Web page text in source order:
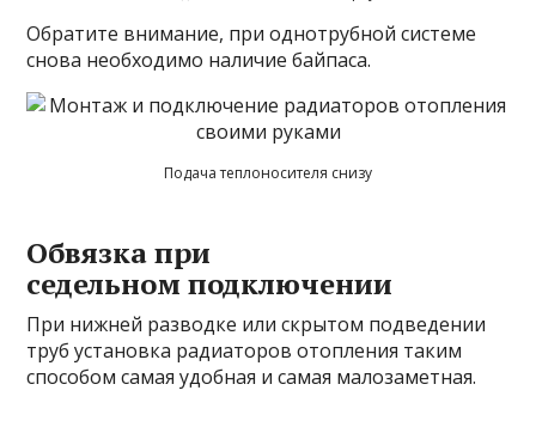
Обратите внимание, при однотрубной системе
снова необходимо наличие байпаса.
Подача теплоносителя снизу
Обвязка при
седельном подключении
При нижней разводке или скрытом подведении
труб установка радиаторов отопления таким
способом самая удобная и самая малозаметная.